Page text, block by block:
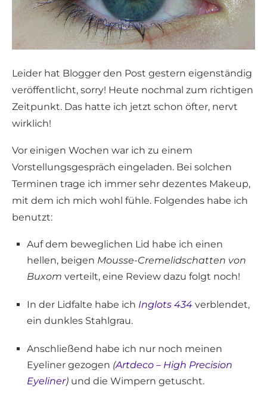
Leider hat Blogger den Post gestern eigenständig
veröffentlicht, sorry! Heute nochmal zum richtigen
Zeitpunkt. Das hatte ich jetzt schon öfter, nervt
wirklich!
Vor einigen Wochen war ich zu einem
Vorstellungsgespräch eingeladen. Bei solchen
Terminen trage ich immer sehr dezentes Makeup,
mit dem ich mich wohl fühle. Folgendes habe ich
benutzt:
Auf dem beweglichen Lid habe ich einen
hellen, beigen Mousse-Cremelidschatten von
Buxom verteilt, eine Review dazu folgt noch!
In der Lidfalte habe ich Inglots 434 verblendet,
ein dunkles Stahlgrau.
Anschließend habe ich nur noch meinen
Eyeliner gezogen (Artdeco – High Precision
Eyeliner) und die Wimpern getuscht.